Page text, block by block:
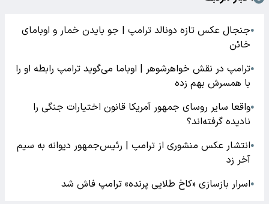
●جنجال عکس تازه دونالد ترامپ | جو بایدن خمار و اوبامای
خائن
●ترامپ در نقش خواهرشوهر | اوباما می‌گوید ترامپ رابطه او را
با همسرش بهم زده
●واقعا سایر روسای جمهور آمریکا قانون اختیارات جنگی را
نادیده گرفته‌اند؟
●انتشار عکس منشوری از ترامپ | رئیس‌جمهور دیوانه به سیم
آخر زد
●اسرار بازسازی «کاخ طلایی پرنده» ترامپ فاش شد